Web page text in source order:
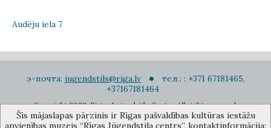
Audēju iela 7
э-почта: jugendstils@riga.lv
тел.: : +371 67181465,
+37167181464
Copyright 2022. Rigas Jugendstila Centrs. All right reserved.
Подписаться на новости
Šīs mājaslapas pārzinis ir Rīgas pašvaldības kultūras iestāžu
apvienības muzejs “Rīgas Jūgendstila centrs”, kontaktinformācija: